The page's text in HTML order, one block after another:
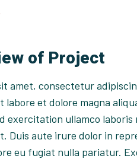
of Project
amet, consectetur
et dolore magna
exercitation ullamco laboris
Duis aute irure dolor in
eu fugiat nulla pariatur.